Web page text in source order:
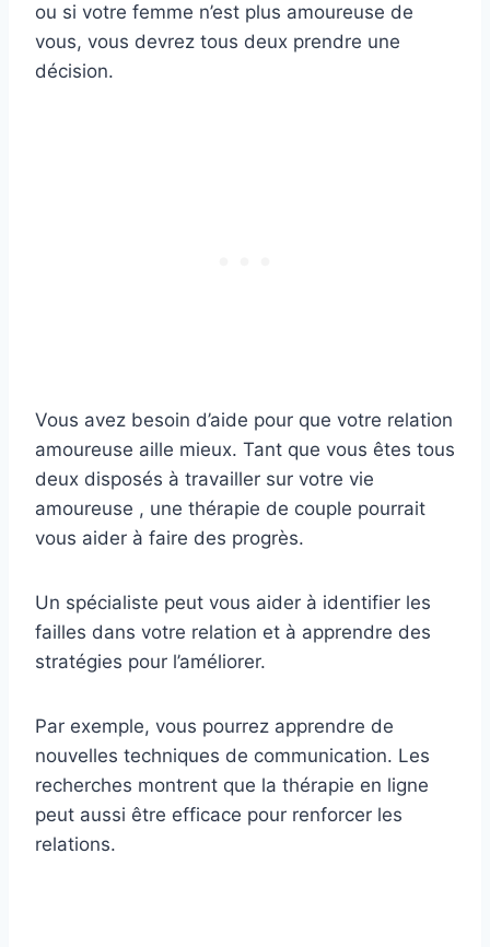
ou si votre femme n’est plus amoureuse de
vous, vous devrez tous deux prendre une
décision.
Vous avez besoin d’aide pour que votre relation
amoureuse aille mieux. Tant que vous êtes tous
deux disposés à travailler sur votre vie
amoureuse , une thérapie de couple pourrait
vous aider à faire des progrès.
Un spécialiste peut vous aider à identifier les
failles dans votre relation et à apprendre des
stratégies pour l’améliorer.
Par exemple, vous pourrez apprendre de
nouvelles techniques de communication. Les
recherches montrent que la thérapie en ligne
peut aussi être efficace pour renforcer les
relations.